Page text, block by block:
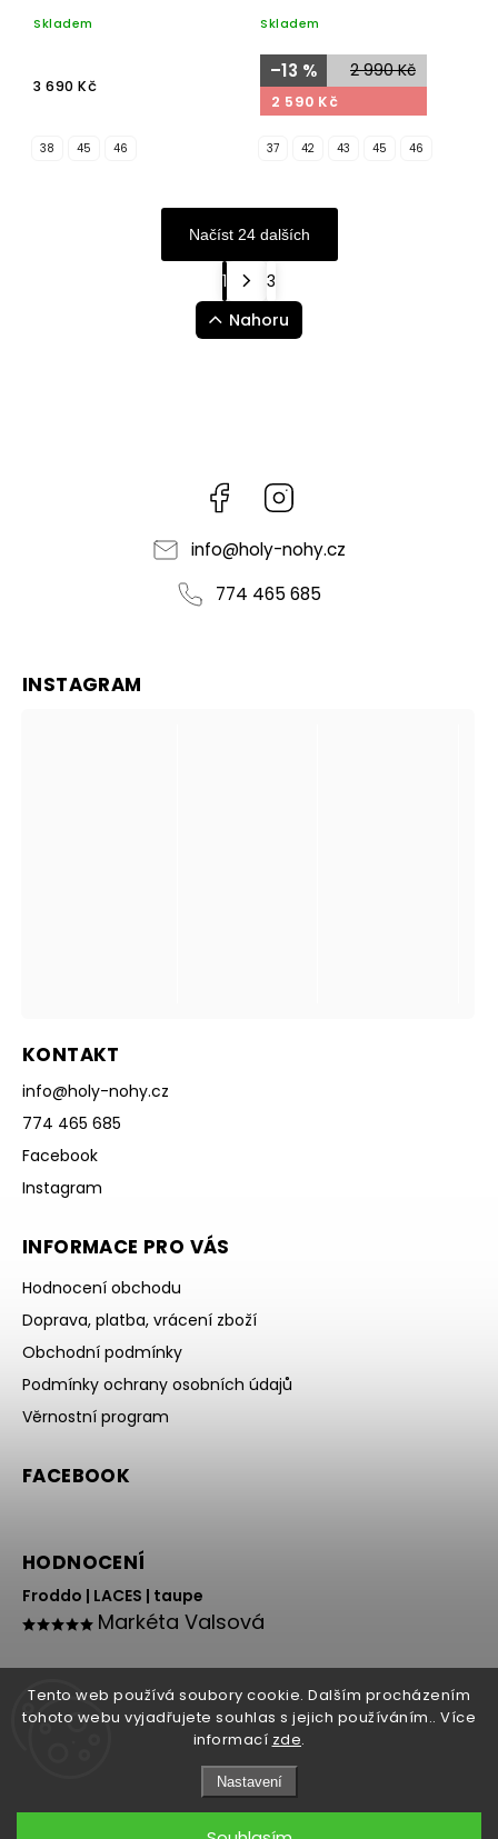
Tento web používá soubory cookie. Dalším procházením
tohoto webu vyjadřujete souhlas s jejich používáním.. Více
informací zde.
Nastavení
Skladem
3 690 Kč
38 45 46
Skladem
2 990 Kč
–13 %
2 590 Kč
37 42 43 45 46
Načíst 24 dalších
1
3
Nahoru
Facebook
info@holy-nohy.cz
774 465 685
KONTAKT
info@holy-nohy.cz
774 465 685
Facebook
Instagram
INFORMACE PRO VÁS
Hodnocení obchodu
Doprava, platba, vrácení zboží
Obchodní podmínky
Podmínky ochrany osobních údajů
Věrnostní program
FACEBOOK
INSTAGRAM
HODNOCENÍ
Froddo | LACES | taupe
Markéta Valsová